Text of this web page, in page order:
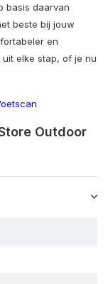
basis daarvan
beste bij jouw
en
elke stap, of je nu
Outdoor